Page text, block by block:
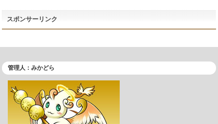
スポンサーリンク
管理人：みかどら